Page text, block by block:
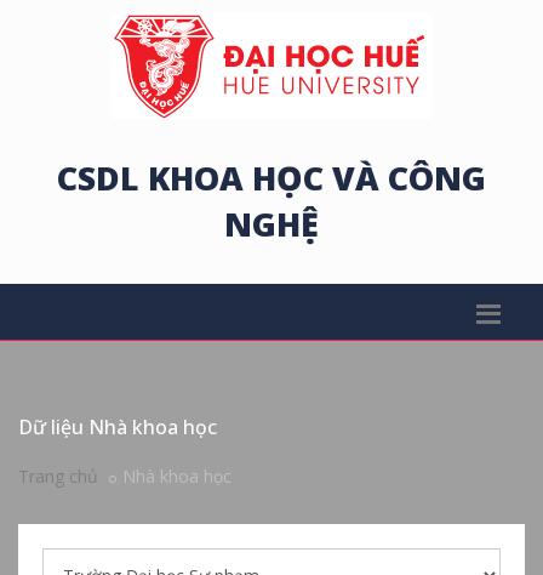
CSDL KHOA HỌC VÀ CÔNG
NGHỆ
Dữ liệu Nhà khoa học
Trang chủ Nhà khoa học